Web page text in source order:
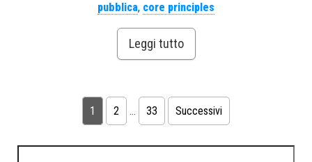
pubblica, core principles
Leggi tutto
1 2 … 33 Successivi